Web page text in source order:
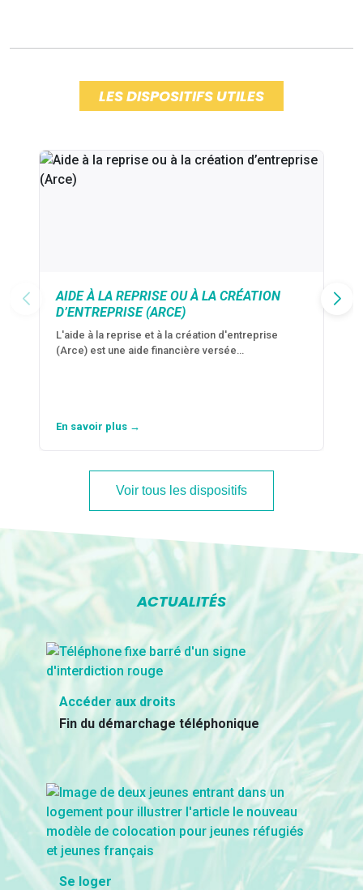
LES DISPOSITIFS UTILES
AIDE À LA REPRISE OU À LA CRÉATION
D’ENTREPRISE (ARCE)
L'aide à la reprise et à la création d'entreprise
(Arce) est une aide financière versée…
En savoir plus →
Voir tous les dispositifs
ACTUALITÉS
Accéder aux droits
Fin du démarchage téléphonique
Se loger